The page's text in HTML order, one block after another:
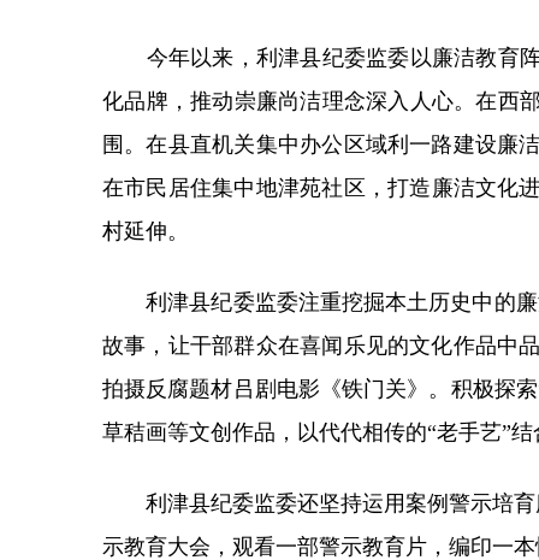
今年以来，利津县纪委监委以廉洁教育阵
化品牌，推动崇廉尚洁理念深入人心。在西
围。在县直机关集中办公区域利一路建设廉
在市民居住集中地津苑社区，打造廉洁文化
村延伸。
利津县纪委监委注重挖掘本土历史中的廉
故事，让干部群众在喜闻乐见的文化作品中
拍摄反腐题材吕剧电影《铁门关》。积极探
草秸画等文创作品，以代代相传的“老手艺”
利津县纪委监委还坚持运用案例警示培育
示教育大会，观看一部警示教育片，编印一